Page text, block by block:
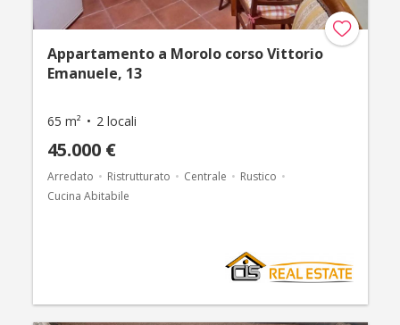
Appartamento a Morolo corso Vittorio
Emanuele, 13
65 m² 2 locali
45.000 €
Arredato Ristrutturato Centrale
Rustico
Cucina Abitabile